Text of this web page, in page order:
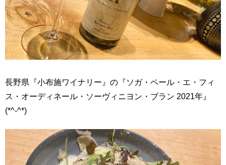
長野県『小布施ワイナリー』の『ソガ・ペール・エ・フィ
ス・オーディネール・ソーヴィニヨン・ブラン 2021年』
(*^-^*)